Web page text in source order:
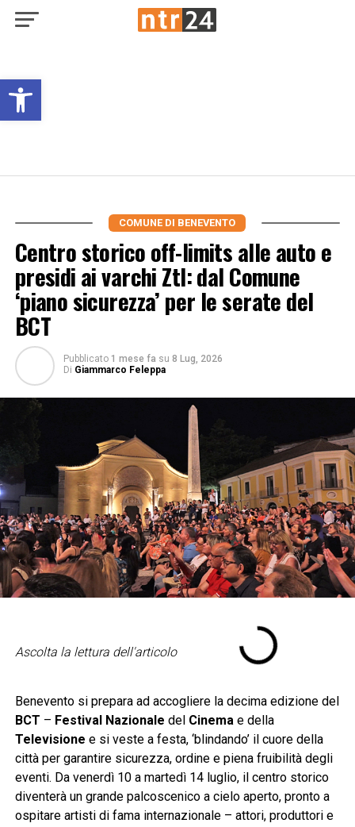
Open toolbar
COMUNE DI BENEVENTO
Centro storico off-limits alle auto e
presidi ai varchi Ztl: dal Comune
‘piano sicurezza’ per le serate del
BCT
Pubblicato 1 mese fa su 8 Lug, 2026
Di Giammarco Feleppa
Ascolta la lettura dell'articolo
Benevento si prepara ad accogliere la decima edizione del
BCT – Festival Nazionale del Cinemae della
Televisione e si veste a festa, ‘blindando’ il cuore della
città per garantire sicurezza, ordine e piena fruibilità degli
eventi. Da venerdì 10 a martedì 14 luglio, il centro storico
diventerà un grande palcoscenico a cielo aperto, pronto a
ospitare artisti di fama internazionale – attori, produttori e